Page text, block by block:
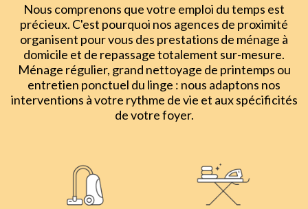
Nous comprenons que votre emploi du temps est
précieux. C'est pourquoi nos agences de proximité
organisent pour vous des prestations de ménage à
domicile et de repassage totalement sur-mesure.
Ménage régulier, grand nettoyage de printemps ou
entretien ponctuel du linge : nous adaptons nos
interventions à votre rythme de vie et aux spécificités
de votre foyer.